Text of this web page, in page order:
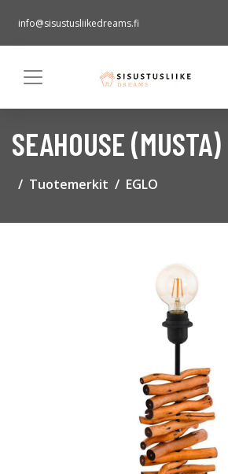
info@sisustusliikedreams.fi
SEAHOUSE (MUSTA)
Tuotemerkit EGLO